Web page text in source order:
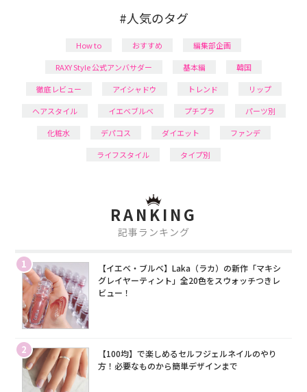
#人気のタグ
How to おすすめ
編集部企画
RAXY Style 公式アンバサダー
基本編
韓国
徹底レビュー
アイシャドウ トレンド
リップ
ヘアスタイル
イエベブルベ プチプラ
パーツ別
化粧水
デパコス ダイエット
ファンデ
ライフスタイル
タイプ別
RANKING
記事ランキング
1
【イエベ・ブルベ】Laka（ラカ）の新作「マキシ
グレイヤーティント」全20色をスウォッチつきレ
ビュー！
2
【100均】で楽しめるセルフジェルネイルのやり
方！必要なものから簡単デザインまで